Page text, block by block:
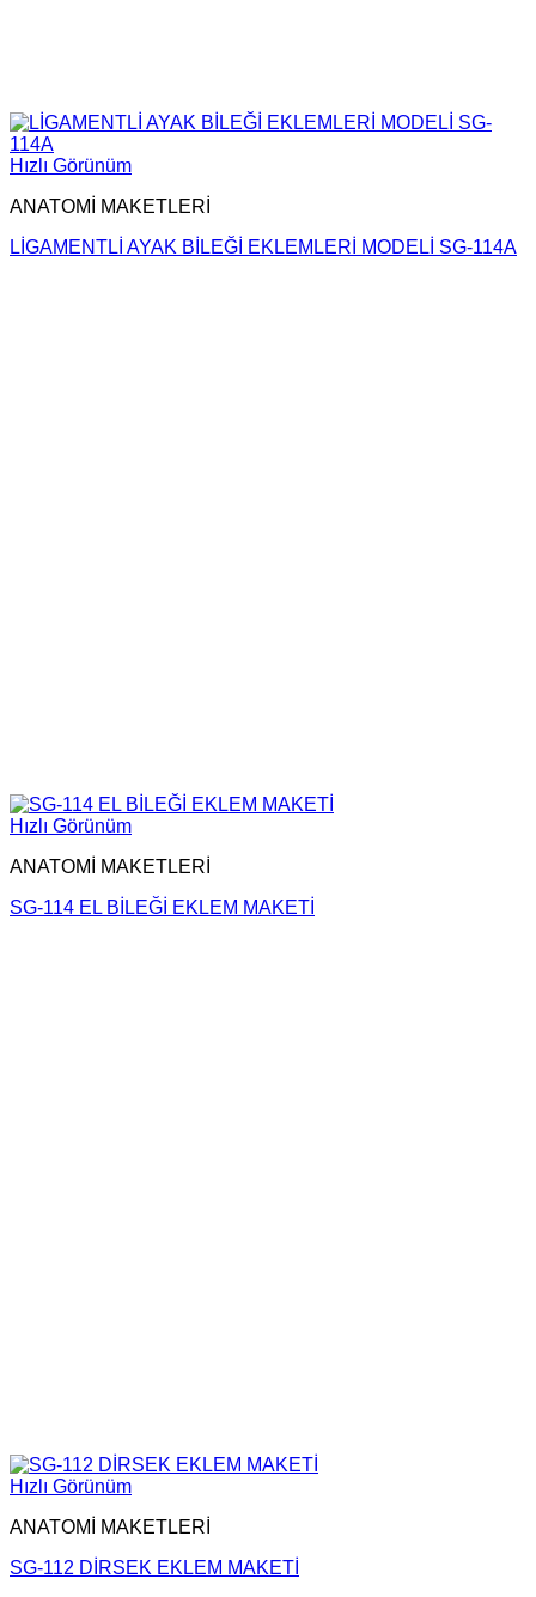
Hızlı Görünüm
ANATOMİ MAKETLERİ
LİGAMENTLİ AYAK BİLEĞİ EKLEMLERİ MODELİ SG-114A
Hızlı Görünüm
ANATOMİ MAKETLERİ
SG-114 EL BİLEĞİ EKLEM MAKETİ
Hızlı Görünüm
ANATOMİ MAKETLERİ
SG-112 DİRSEK EKLEM MAKETİ